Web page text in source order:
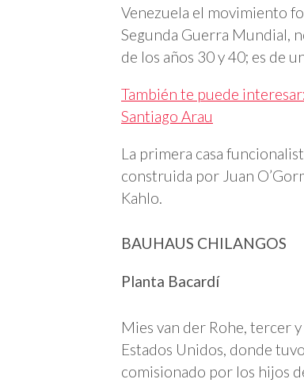
Venezuela el movimiento
Segunda Guerra Mundial,
de los años 30 y 40; es de
También te puede
Santiago Arau
La primera casa
construida por Juan
Kahlo.
BAUHAUS CHILANGOS
Planta Bacardí
Mies van der Rohe, tercer
Estados Unidos, donde
comisionado por los hijos